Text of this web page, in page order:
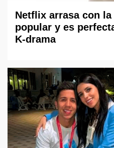
Netflix arrasa con
popular y es
K-drama